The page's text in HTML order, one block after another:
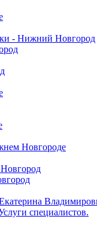
- Нижний Новгород
Новгороде
специалистов.